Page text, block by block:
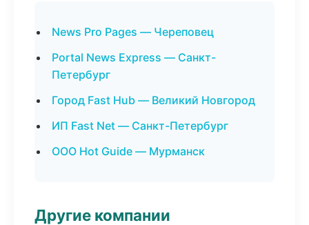
News Pro Pages — Череповец
Portal News Express — Санкт-
Петербург
Город Fast Hub — Великий Новгород
ИП Fast Net — Санкт-Петербург
ООО Hot Guide — Мурманск
Другие компании